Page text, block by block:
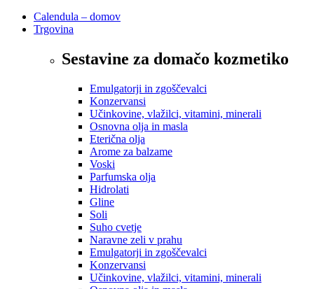
Calendula – domov
Trgovina
Sestavine za domačo kozmetiko
Emulgatorji in zgoščevalci
Konzervansi
Učinkovine, vlažilci, vitamini, minerali
Osnovna olja in masla
Eterična olja
Arome za balzame
Voski
Parfumska olja
Hidrolati
Gline
Soli
Suho cvetje
Naravne zeli v prahu
Emulgatorji in zgoščevalci
Konzervansi
Učinkovine, vlažilci, vitamini, minerali